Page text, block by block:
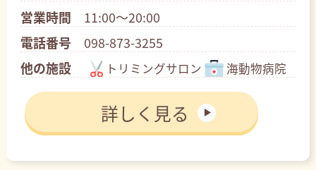
営業時間
11:00～20:00
電話番号
098-873-3255
他の施設
トリミングサロン 海動物病院
詳しく見る